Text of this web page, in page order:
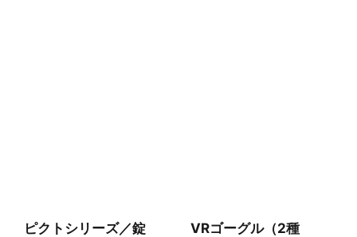
ピクトシリーズ／錠
VRゴーグル（2種